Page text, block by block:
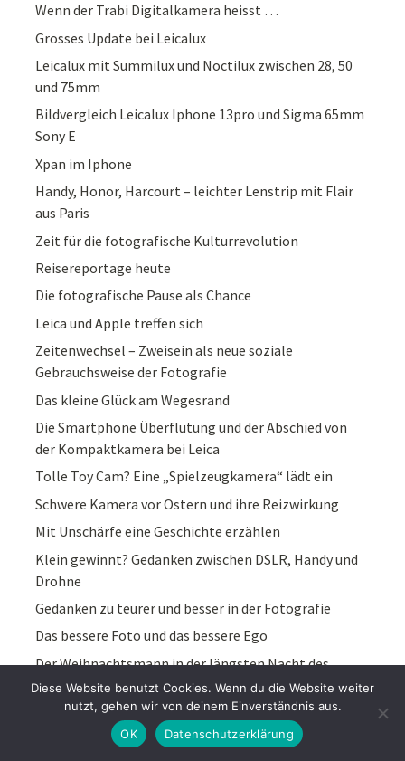
Wenn der Trabi Digitalkamera heisst …
Grosses Update bei Leicalux
Leicalux mit Summilux und Noctilux zwischen 28, 50
und 75mm
Bildvergleich Leicalux Iphone 13pro und Sigma 65mm
Sony E
Xpan im Iphone
Handy, Honor, Harcourt – leichter Lenstrip mit Flair
aus Paris
Zeit für die fotografische Kulturrevolution
Reisereportage heute
Die fotografische Pause als Chance
Leica und Apple treffen sich
Zeitenwechsel – Zweisein als neue soziale
Gebrauchsweise der Fotografie
Das kleine Glück am Wegesrand
Die Smartphone Überflutung und der Abschied von
der Kompaktkamera bei Leica
Tolle Toy Cam? Eine „Spielzeugkamera“ lädt ein
Schwere Kamera vor Ostern und ihre Reizwirkung
Mit Unschärfe eine Geschichte erzählen
Klein gewinnt? Gedanken zwischen DSLR, Handy und
Drohne
Gedanken zu teurer und besser in der Fotografie
Das bessere Foto und das bessere Ego
Der Weihnachtsmann in der längsten Nacht des
Jahres
Sucherfotografie als Flowfotografie
Sony und Panasonic zwischen Klarbild-Zoom und
Diese Website benutzt Cookies. Wenn du die Website weiter
nutzt, gehen wir von deinem Einverständnis aus.
OK
Datenschutzerklärung